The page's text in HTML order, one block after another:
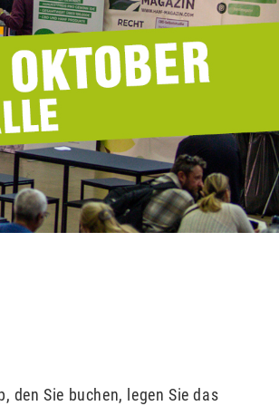
den Sie buchen, legen Sie das